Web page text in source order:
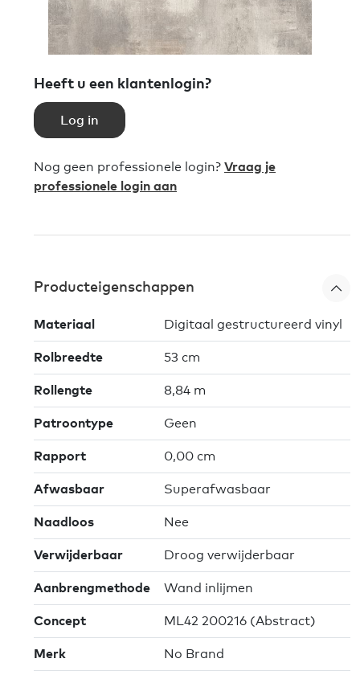
Heeft u een klantenlogin?
Log in
Nog geen professionele login? Vraag je
professionele login aan
Producteigenschappen
Materiaal Digitaal gestructureerd vinyl
Rolbreedte 53 cm
Rollengte 8,84 m
Patroontype Geen
Rapport 0,00 cm
Afwasbaar Superafwasbaar
Naadloos Nee
Verwijderbaar Droog verwijderbaar
Aanbrengmethode Wand inlijmen
Concept ML42 200216 (Abstract)
Merk No Brand